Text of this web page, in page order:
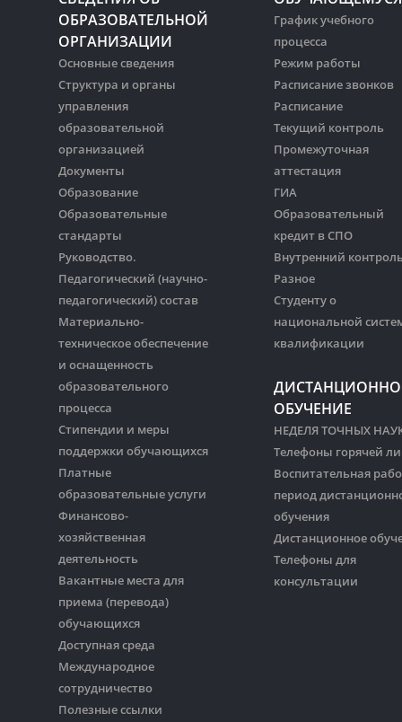
ОБРАЗОВАТЕЛЬНОЙ
ОРГАНИЗАЦИИ
Основные сведения
Структура и органы
управления
образовательной
организацией
Документы
Образование
Образовательные
стандарты
Руководство.
Педагогический (научно-
педагогический) состав
Материально-
техническое обеспечение
и оснащенность
образовательного
процесса
Стипендии и меры
поддержки обучающихся
Платные
образовательные услуги
Финансово-
хозяйственная
деятельность
Вакантные места для
приема (перевода)
обучающихся
Доступная среда
Международное
сотрудничество
Полезные ссылки
График учебного
процесса
Режим работы
Расписание звонков
Расписание
Текущий контроль
Промежуточная
аттестация
ГИА
Образовательный
кредит в СПО
Внутренний
Разное
Студенту о
национальной
квалификации
ОБУЧЕНИЕ
НЕДЕЛЯ ТОЧНЫХ
Телефоны горячей
Воспитательная
период
обучения
Дистанционное
Телефоны для
консультации